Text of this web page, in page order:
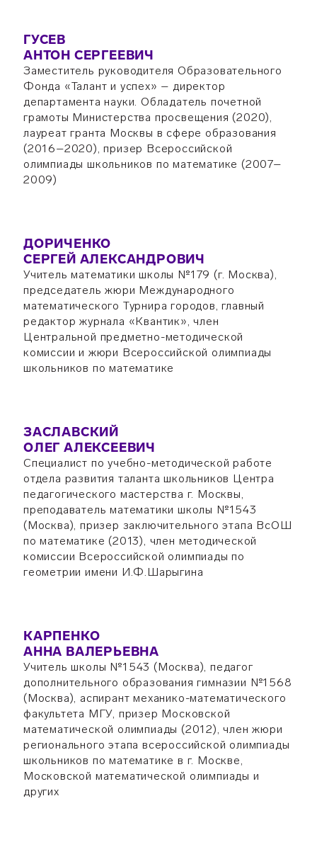
ГУСЕВ
АНТОН СЕРГЕЕВИЧ
Заместитель руководителя Образовательного
Фонда «Талант и успех» – директор
департамента науки. Обладатель почетной
грамоты Министерства просвещения (2020),
лауреат гранта Москвы в сфере образования
(2016–2020), призер Всероссийской
олимпиады школьников по математике (2007–
2009)
ДОРИЧЕНКО
СЕРГЕЙ АЛЕКСАНДРОВИЧ
Учитель математики школы №179 (г. Москва),
председатель жюри Международного
математического Турнира городов, главный
редактор журнала «Квантик», член
Центральной предметно-методической
комиссии и жюри Всероссийской олимпиады
школьников по математике
ЗАСЛАВСКИЙ
ОЛЕГ АЛЕКСЕЕВИЧ
Специалист по учебно-методической работе
отдела развития таланта школьников Центра
педагогического мастерства г. Москвы,
преподаватель математики школы №1543
(Москва), призер заключительного этапа ВсОШ
по математике (2013), член методической
комиссии Всероссийской олимпиады по
геометрии имени И.Ф.Шарыгина
КАРПЕНКО
АННА ВАЛЕРЬЕВНА
Учитель школы №1543 (Москва), педагог
дополнительного образования гимназии №1568
(Москва), аспирант механико-математического
факультета МГУ, призер Московской
математической олимпиады (2012), член жюри
регионального этапа всероссийской олимпиады
школьников по математике в г. Москве,
Московской математической олимпиады и
других